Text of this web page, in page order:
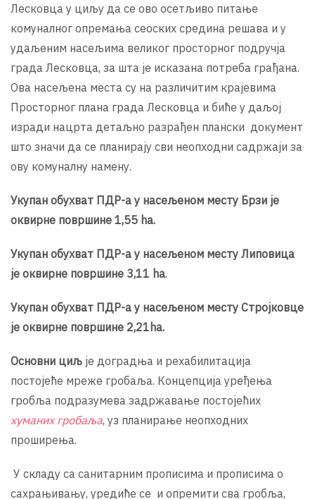
Лесковца у циљу да се ово осетљиво питање
комуналног опремања сеоских средина решава и у
удаљеним насељима великог просторног подручја
града Лесковца, за шта је исказана потреба грађана.
Ова насељена места су на различитим крајевима
Просторног плана града Лесковца и биће у даљој
изради нацрта детаљно разрађен плански документ
што значи да се планирају сви неопходни садржаји за
ову комуналну намену.
Укупан обухват ПДР-а у насељеном месту Брзи је
оквирне површине 1,55 ha.
Укупан обухват ПДР-а у насељеном месту Липовица
је оквирне површине 3,11 ha.
Укупан обухват ПДР-а у насељеном месту Стројковце
је оквирне површине 2,21ha.
Основни циљ је доградња и рехабилитација
постојеће мреже гробаља. Концепција уређења
гробља подразумева задржавање постојећих
хуманих гробаља, уз планирање неопходних
проширења.
У складу са санитарним прописима и прописима о
сахрањивању, уредиће се и опремити сва гробља,